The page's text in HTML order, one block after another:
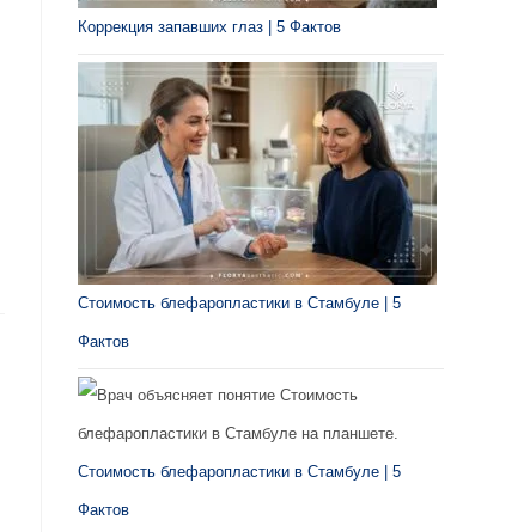
Коррекция запавших глаз | 5 Фактов
Стоимость блефаропластики в Стамбуле | 5
Фактов
Стоимость блефаропластики в Стамбуле | 5
Фактов